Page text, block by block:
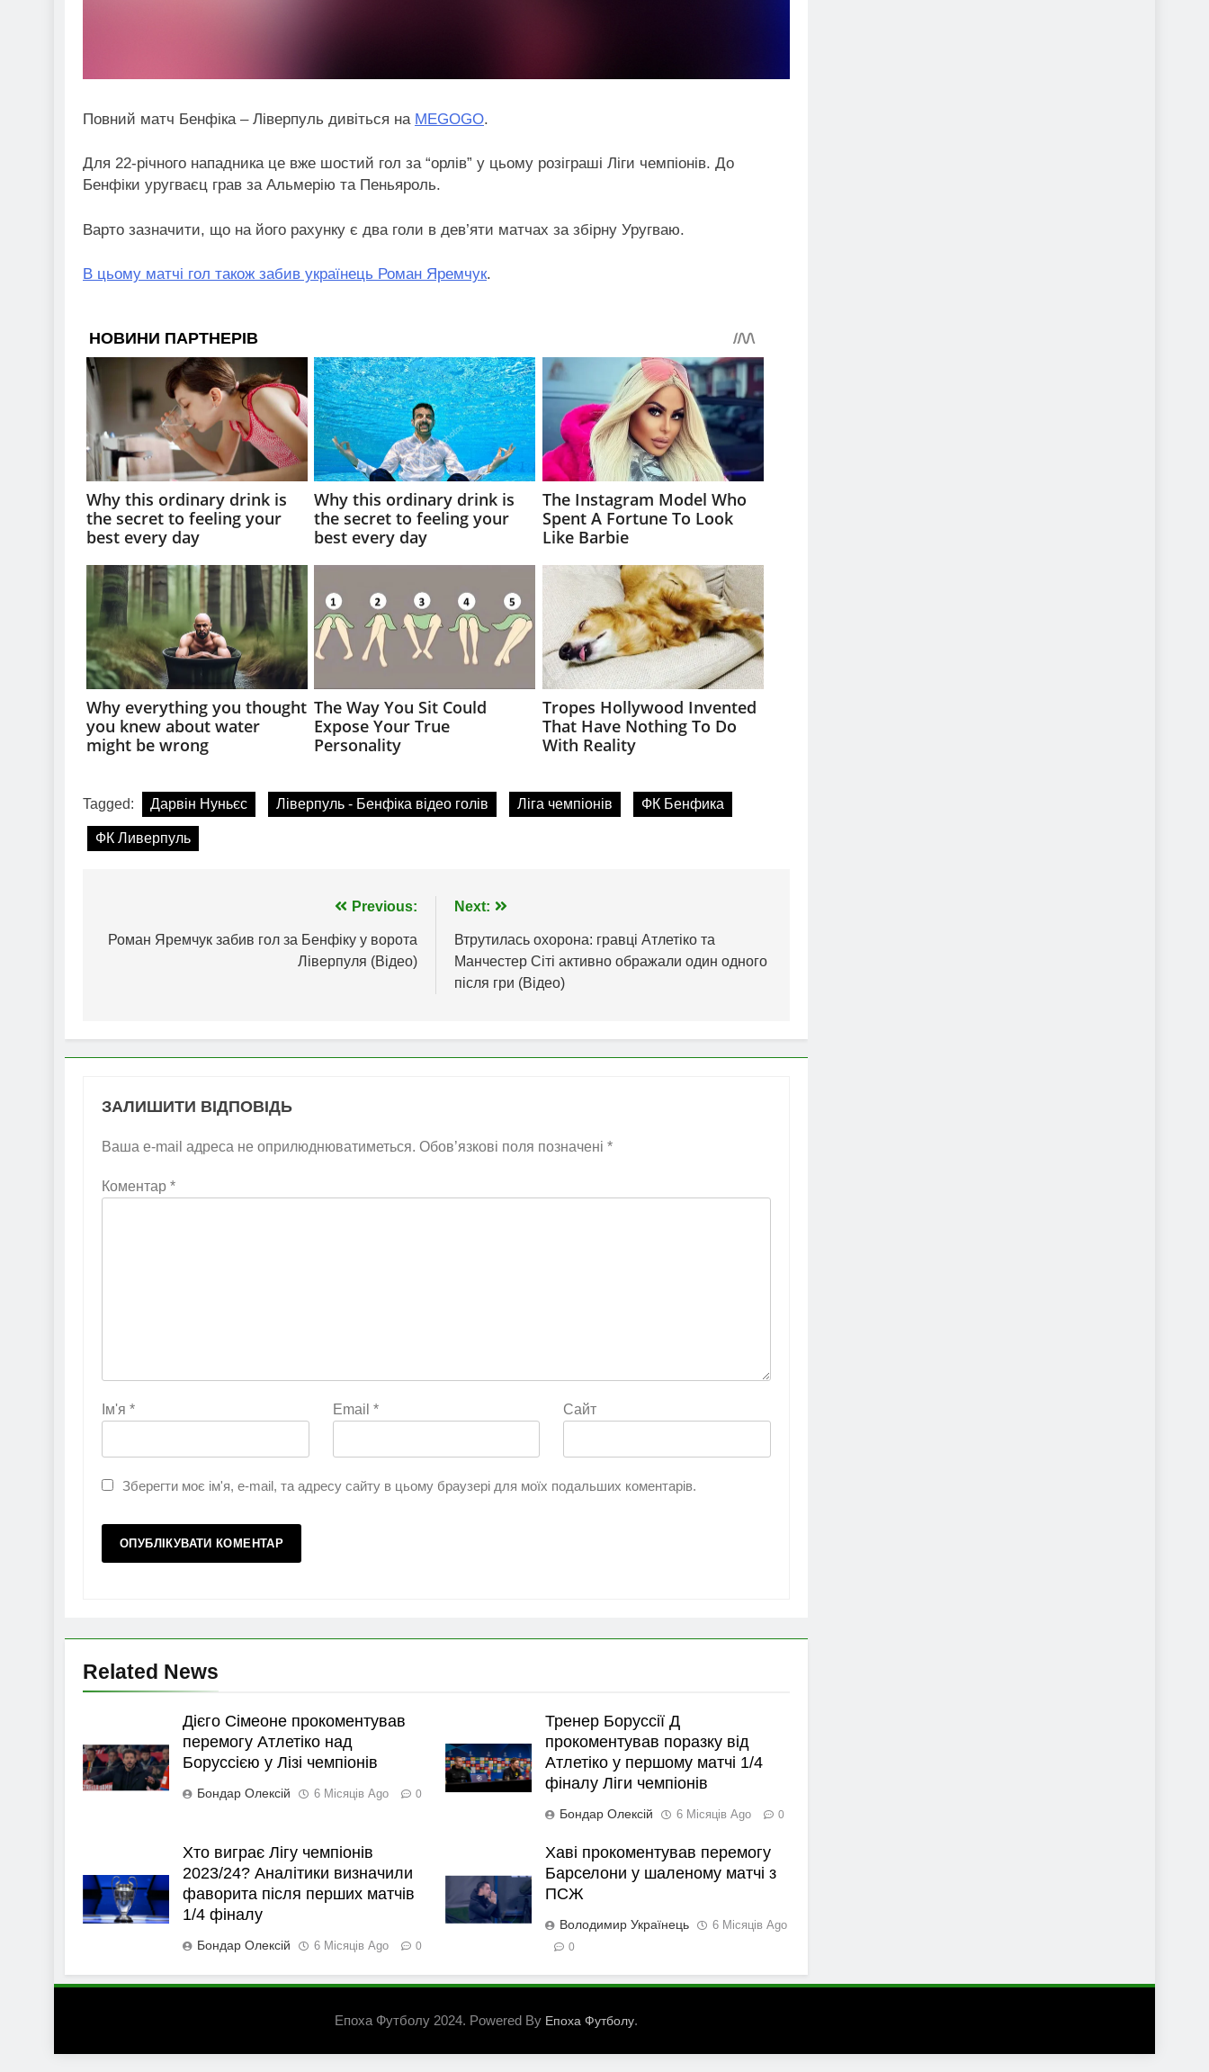
Повний матч Бенфіка – Ліверпуль дивіться на MEGOGO.
Для 22-річного нападника це вже шостий гол за “орлів” у цьому розіграші Ліги чемпіонів. До
Бенфіки уругваєц грав за Альмерію та Пеньяроль.
Варто зазначити, що на його рахунку є два голи в дев’яти матчах за збірну Уругваю.
В цьому матчі гол також забив українець Роман Яремчук.
Tagged: Дарвін Нуньєс Ліверпуль - Бенфіка відео голів Ліга чемпіонів ФК Бенфика
ФК Ливерпуль
записів
Previous:
Роман Яремчук забив гол за Бенфіку у ворота
Ліверпуля (Відео)
Next:
Втрутилась охорона: гравці Атлетіко та
Манчестер Сіті активно ображали один одного
після гри (Відео)
ЗАЛИШИТИ ВІДПОВІДЬ
Ваша e-mail адреса не оприлюднюватиметься. Обов’язкові поля позначені *
Коментар *
Ім'я * Email * Сайт
Зберегти моє ім'я, e-mail, та адресу сайту в цьому браузері для моїх подальших коментарів.
Related News
Дієго Сімеоне прокоментував
перемогу Атлетіко над
Боруссією у Лізі чемпіонів
Бондар Олексій 6 Місяців Ago 0
Тренер Боруссії Д
прокоментував поразку від
Атлетіко у першому матчі 1/4
фіналу Ліги чемпіонів
Бондар Олексій 6 Місяців Ago 0
Хто виграє Лігу чемпіонів
2023/24? Аналітики визначили
фаворита після перших матчів
1/4 фіналу
Бондар Олексій 6 Місяців Ago 0
Хаві прокоментував перемогу
Барселони у шаленому матчі з
ПСЖ
Володимир Українець 6 Місяців Ago
0
Епоха Футболу 2024. Powered By Епоха Футболу.